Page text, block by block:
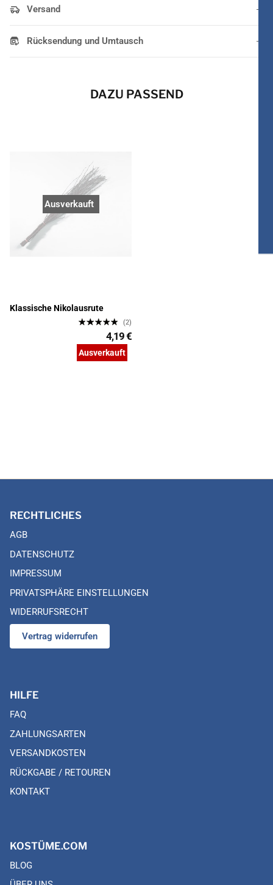
Versand
Rücksendung und Umtausch
DAZU PASSEND
Ausverkauft
Klassische Nikolausrute
(2)
4,19 €
Ausverkauft
RECHTLICHES
AGB
DATENSCHUTZ
IMPRESSUM
PRIVATSPHÄRE EINSTELLUNGEN
WIDERRUFSRECHT
Vertrag widerrufen
HILFE
FAQ
ZAHLUNGSARTEN
VERSANDKOSTEN
RÜCKGABE / RETOUREN
KONTAKT
KOSTÜME.COM
BLOG